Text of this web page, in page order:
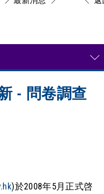
- 問卷調查
)於2008年5月正式啓